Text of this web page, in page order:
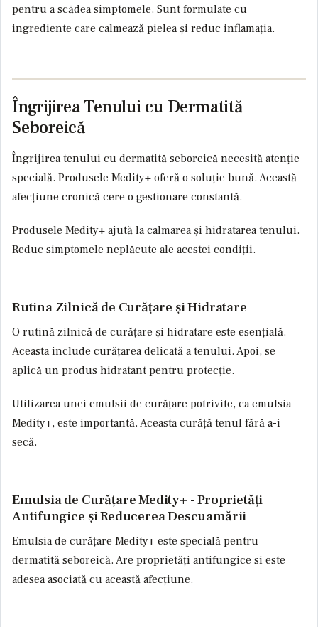
pentru a scădea simptomele. Sunt formulate cu
ingrediente care calmează pielea și reduc inflamația.
Îngrijirea Tenului cu Dermatită
Seboreică
Îngrijirea tenului cu dermatită seboreică necesită atenție
specială. Produsele Medity+ oferă o soluție bună. Această
afecțiune cronică cere o gestionare constantă.
Produsele Medity+ ajută la calmarea și hidratarea tenului.
Reduc simptomele neplăcute ale acestei condiții.
Rutina Zilnică de Curățare și Hidratare
O rutină zilnică de curățare și hidratare este esențială.
Aceasta include curățarea delicată a tenului. Apoi, se
aplică un produs hidratant pentru protecție.
Utilizarea unei emulsii de curățare potrivite, ca emulsia
Medity+, este importantă. Aceasta curăță tenul fără a-i
secă.
Emulsia de Curățare Medity+ - Proprietăți
Antifungice și Reducerea Descuamării
Emulsia de curățare Medity+ este specială pentru
dermatită seboreică. Are proprietăți antifungice si este
adesea asociată cu această afecțiune.